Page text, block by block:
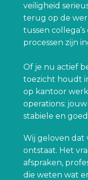
veiligheid
terug op de
tussen
processen zijn
Of je nu actief
toezicht houdt
op kantoor
operations:
stabiele en
Wij geloven dat
ontstaat. Het
afspraken,
die weten wat